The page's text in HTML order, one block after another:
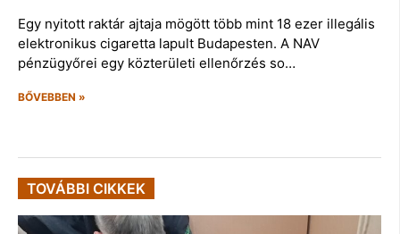
Egy nyitott raktár ajtaja mögött több mint 18 ezer illegális
elektronikus cigaretta lapult Budapesten. A NAV
pénzügyőrei egy közterületi ellenőrzés so…
BŐVEBBEN »
TOVÁBBI CIKKEK